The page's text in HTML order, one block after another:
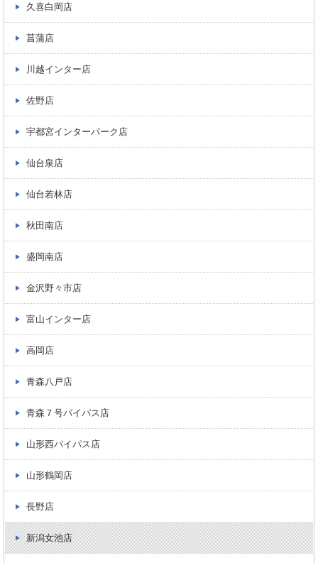
久喜白岡店
菖蒲店
川越インター店
佐野店
宇都宮インターパーク店
仙台泉店
仙台若林店
秋田南店
盛岡南店
金沢野々市店
富山インター店
高岡店
青森八戸店
青森７号バイパス店
山形西バイパス店
山形鶴岡店
長野店
新潟女池店